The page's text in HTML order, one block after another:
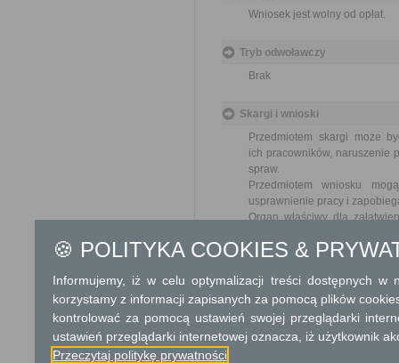
Wniosek jest wolny od opłat.
Tryb odwoławczy
Brak
Skargi i wnioski
Przedmiotem skargi może
ich pracowników, naruszenie
spraw.
Przedmiotem wniosku
usprawnienie pracy i
Organ właściwy dla
Ustawa z dnia 23
Ustawa z dnia 21
🍪 POLITYKA COOKIES &
Informujemy, iż w celu optymalizacji treści dostępnych w
korzystamy z informacji zapisanych za pomocą plików
kontrolować za pomocą ustawień swojej przeglądarki
ustawień przeglądarki internetowej oznacza, iż użytkownik
Przeczytaj politykę prywatności